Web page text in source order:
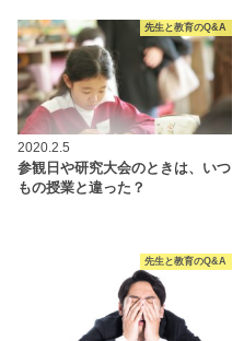
先生と教育のQ&A
2020.2.5
参観日や研究大会のときは、いつ
もの授業と違った？
先生と教育のQ&A